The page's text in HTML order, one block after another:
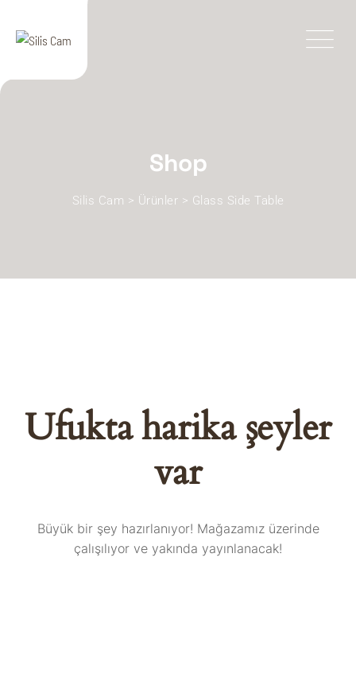
content
Shop
Silis Cam > Ürünler > Glass Side Table
Ufukta harika şeyler
var
Büyük bir şey hazırlanıyor! Mağazamız üzerinde
çalışılıyor ve yakında yayınlanacak!